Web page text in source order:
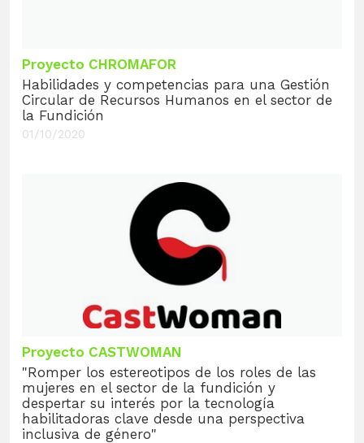
Proyecto CHROMAFOR
Habilidades y competencias para una Gestión
Circular de Recursos Humanos en el sector de
la Fundición
01/10/2020
Proyecto CASTWOMAN
"Romper los estereotipos de los roles de las
mujeres en el sector de la fundición y
despertar su interés por la tecnología
habilitadoras clave desde una perspectiva
inclusiva de género"